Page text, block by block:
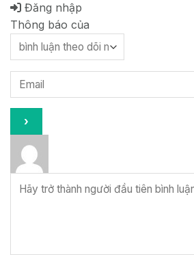
Đăng nhập
Thông báo của